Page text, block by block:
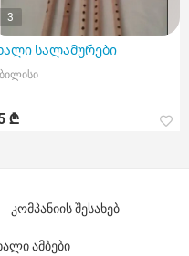
3
სალამურები
₾
კომპანიის შესახებ
ამბები